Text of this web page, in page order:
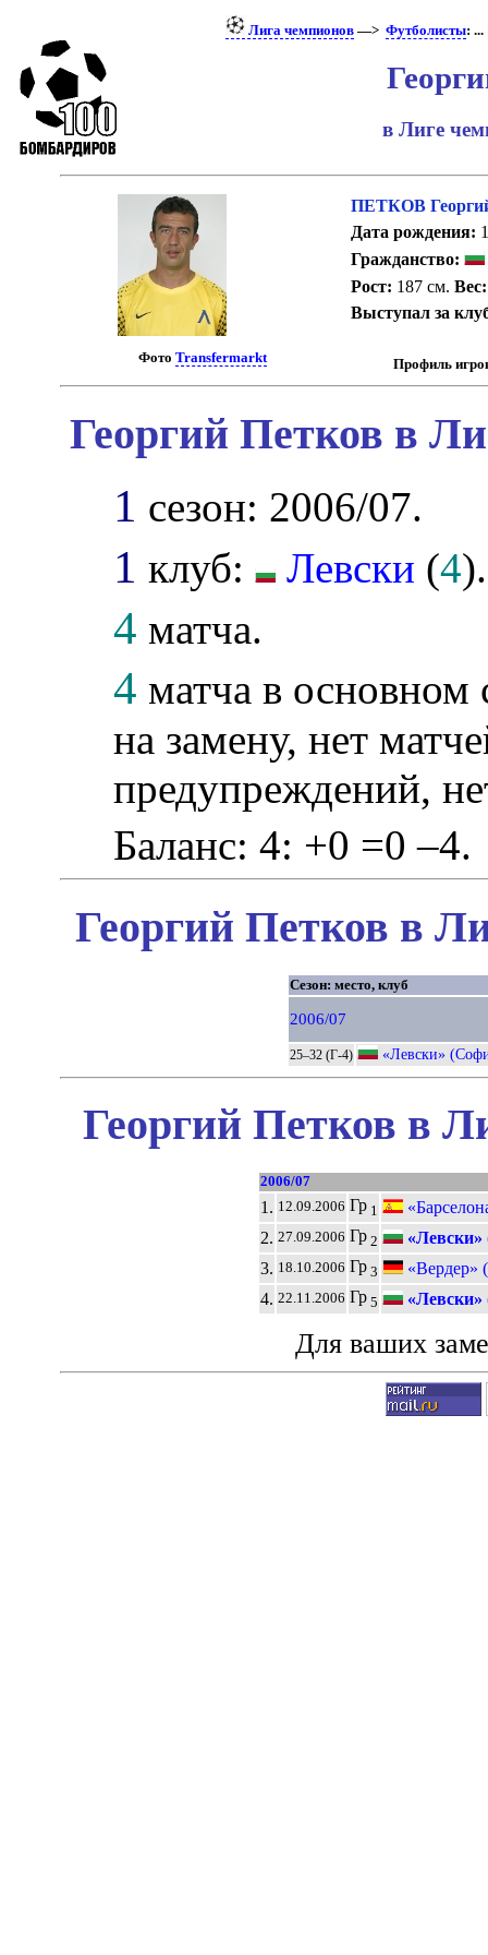
Лига чемпионов —>Футболисты:
в Лиге
Фото Transfermarkt
ПЕТКОВ
Дата рождения:
Гражданство:
Рост: 187 см. Вес:
Выступал за
Профиль
Георгий Петков в
1 сезон: 2006/07.
1 клуб: Левски (4).
4 матча.
4 матча в основном
на замену, нет
предупреждений,
Баланс: 4: +0 =0 –4.
Георгий Петков в
Сезон: место, клуб
2006/07
25–32 (Г-4) «Левски»
Георгий Петков в
2006/07
1. 12.09.2006 Гр 1
2. 27.09.2006 Гр 2
3. 18.10.2006 Гр 3
«Вердер»
4. 22.11.2006 Гр 5
Для ваших